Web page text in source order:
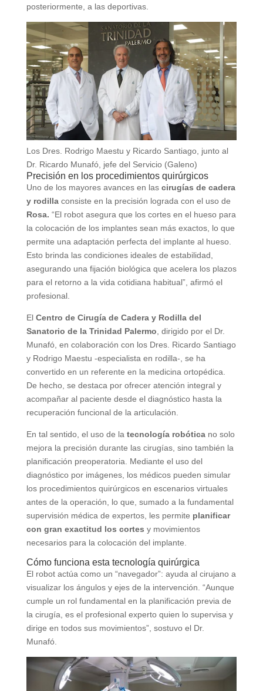
posteriormente, a las deportivas.
Los Dres. Rodrigo Maestu y Ricardo Santiago, junto al
Dr. Ricardo Munafó, jefe del Servicio (Galeno)
Precisión en los procedimientos quirúrgicos
Uno de los mayores avances en las cirugías de cadera
y rodillaconsiste en la precisión lograda con el uso de
Rosa. “El robot asegura que los cortes en el hueso para
la colocación de los implantes sean más exactos, lo que
permite una adaptación perfecta del implante al hueso.
Esto brinda las condiciones ideales de estabilidad,
asegurando una fijación biológica que acelera los plazos
para el retorno a la vida cotidiana habitual”, afirmó el
profesional.
El Centro de Cirugía de Cadera y Rodilla del
Sanatorio de la Trinidad Palermo , dirigido por el Dr.
Munafó, en colaboración con los Dres. Ricardo Santiago
y Rodrigo Maestu -especialista en rodilla-, se ha
convertido en un referente en la medicina ortopédica.
De hecho, se destaca por ofrecer atención integral y
acompañar al paciente desde el diagnóstico hasta la
recuperación funcional de la articulación.
En tal sentido, el uso de la tecnología robóticano solo
mejora la precisión durante las cirugías, sino también la
planificación preoperatoria. Mediante el uso del
diagnóstico por imágenes, los médicos pueden simular
los procedimientos quirúrgicos en escenarios virtuales
antes de la operación, lo que, sumado a la fundamental
supervisión médica de expertos, les permite planificar
con gran exactitud los cortes y movimientos
necesarios para la colocación del implante.
Cómo funciona esta tecnología quirúrgica
El robot actúa como un “navegador”: ayuda al cirujano a
visualizar los ángulos y ejes de la intervención. “Aunque
cumple un rol fundamental en la planificación previa de
la cirugía, es el profesional experto quien lo supervisa y
dirige en todos sus movimientos”, sostuvo el Dr.
Munafó.